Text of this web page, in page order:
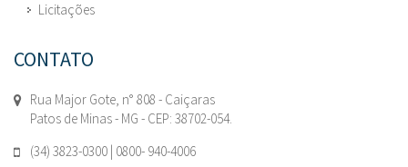
Licitações
CONTATO
Rua Major Gote, n° 808 - Caiçaras
Patos de Minas - MG - CEP: 38702-054.
(34) 3823-0300 | 0800- 940-4006